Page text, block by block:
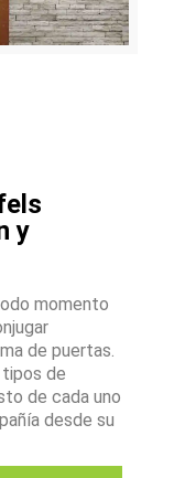
y
momento
de puertas.
de
de cada uno
desde su